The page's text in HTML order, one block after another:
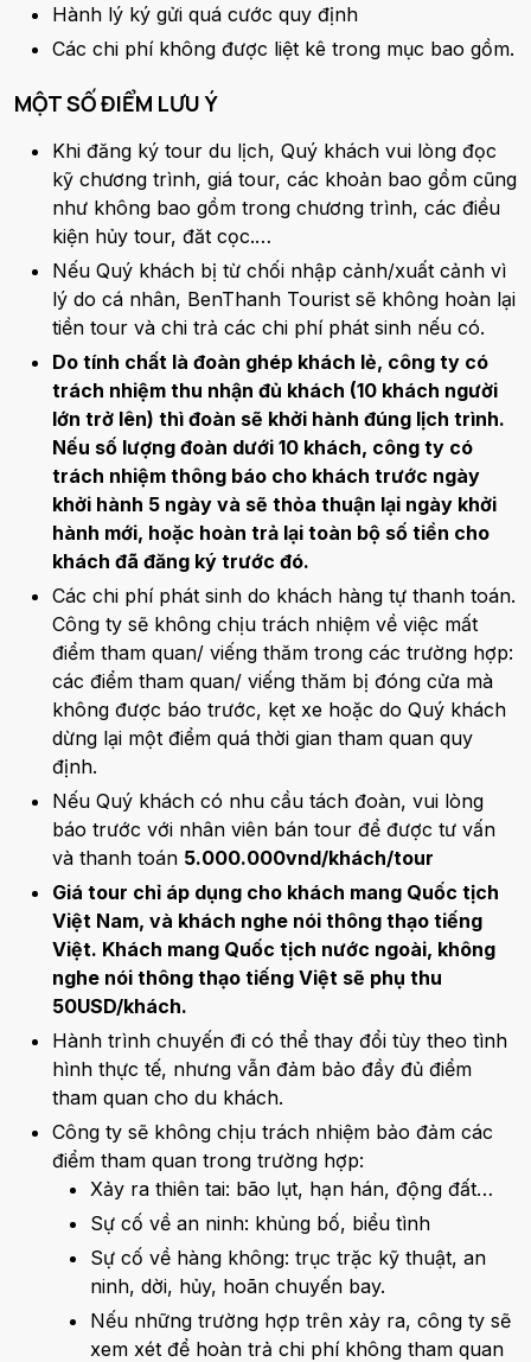
Hành lý ký gửi quá cước quy định
Các chi phí không được liệt kê trong mục bao gồm.
MỘT SỐ ĐIỂM LƯU Ý
Khi đăng ký tour du lịch, Quý khách vui lòng đọc
kỹ chương trình, giá tour, các khoản bao gồm cũng
như không bao gồm trong chương trình, các điều
kiện hủy tour, đăt cọc.…
Nếu Quý khách bị từ chối nhập cảnh/xuất cảnh vì
lý do cá nhân, BenThanh Tourist sẽ không hoàn lại
tiền tour và chi trả các chi phí phát sinh nếu có.
Do tính chất là đoàn ghép khách lẻ, công ty có
trách nhiệm thu nhận đủ khách (10 khách người
lớn trở lên) thì đoàn sẽ khởi hành đúng lịch trình.
Nếu số lượng đoàn dưới 10 khách, công ty có
trách nhiệm thông báo cho khách trước ngày
khởi hành 5 ngày và sẽ thỏa thuận lại ngày khởi
hành mới, hoặc hoàn trả lại toàn bộ số tiền cho
khách đã đăng ký trước đó.
Các chi phí phát sinh do khách hàng tự thanh toán.
Công ty sẽ không chịu trách nhiệm về việc mất
điểm tham quan/ viếng thăm trong các trường hợp:
các điểm tham quan/ viếng thăm bị đóng cửa mà
không được báo trước, kẹt xe hoặc do Quý khách
dừng lại một điểm quá thời gian tham quan quy
định.
Nếu Quý khách có nhu cầu tách đoàn, vui lòng
báo trước với nhân viên bán tour để được tư vấn
và thanh toán 5.000.000vnd/khách/tour
Giá tour chỉ áp dụng cho khách mang Quốc tịch
Việt Nam, và khách nghe nói thông thạo tiếng
Việt. Khách mang Quốc tịch nước ngoài, không
nghe nói thông thạo tiếng Việt sẽ phụ thu
50USD/khách.
Hành trình chuyến đi có thể thay đổi tùy theo tình
hình thực tế, nhưng vẫn đảm bảo đầy đủ điểm
tham quan cho du khách.
Công ty sẽ không chịu trách nhiệm bảo đảm các
điểm tham quan trong trường hợp:
Xảy ra thiên tai: bão lụt, hạn hán, động đất…
Sự cố về an ninh: khủng bố, biểu tình
Sự cố về hàng không: trục trặc kỹ thuật, an
ninh, dời, hủy, hoãn chuyến bay.
Nếu những trường hợp trên xảy ra, công ty sẽ
xem xét để hoàn trả chi phí không tham quan